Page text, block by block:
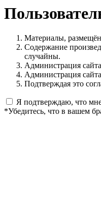
Материалы,
Содержание
случайны.
Администрация
Администрация
Подтверждая это
Я подтверждаю, что
*Убедитесь, что в вашем